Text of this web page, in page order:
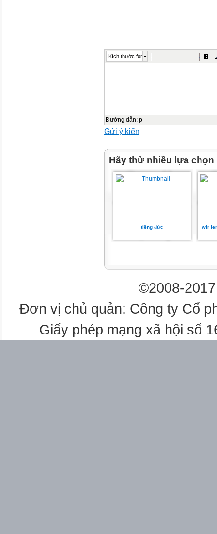
Kích thước font
Đường dẫn: p
Gửi ý kiến
Hãy thử nhiều lựa chọn
tiếng đức wir
©2008-
Đơn vị chủ quản: Công ty Cổ
Giấy phép mạng xã hội số